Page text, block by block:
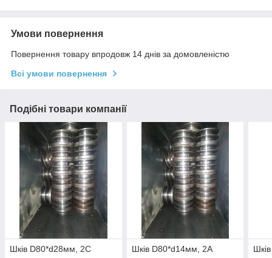
Умови повернення
Повернення товару впродовж 14 днів за домовленістю
Всі умови повернення
Подібні товари компанії
Шків D80*d28мм, 2С Шків D80*d14мм, 2А